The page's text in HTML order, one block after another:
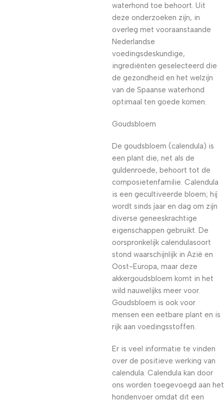
waterhond toe behoort. Uit
deze onderzoeken zijn, in
overleg met vooraanstaande
Nederlandse
voedingsdeskundige,
ingrediënten geselecteerd die
de gezondheid en het welzijn
van de Spaanse waterhond
optimaal ten goede komen.
Goudsbloem
De goudsbloem (calendula) is
een plant die, net als de
guldenroede, behoort tot de
composietenfamilie. Calendula
is een gecultiveerde bloem; hij
wordt sinds jaar en dag om zijn
diverse geneeskrachtige
eigenschappen gebruikt. De
oorspronkelijk calendulasoort
stond waarschijnlijk in Azië en
Oost-Europa, maar deze
akkergoudsbloem komt in het
wild nauwelijks meer voor.
Goudsbloem is ook voor
mensen een eetbare plant en is
rijk aan voedingsstoffen.
Er is veel informatie te vinden
over de positieve werking van
calendula. Calendula kan door
ons worden toegevoegd aan het
hondenvoer omdat dit een